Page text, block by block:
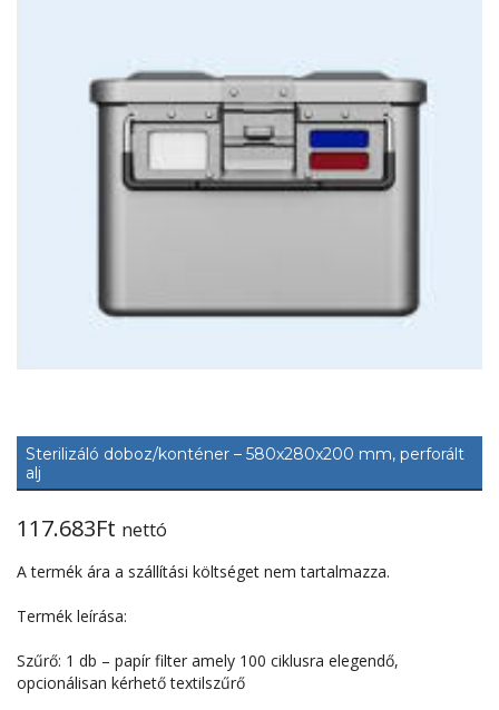
Sterilizáló doboz/konténer – 580x280x200 mm, perforált
alj
117.683Ft nettó
A termék ára a szállítási költséget nem tartalmazza.
Termék leírása:
Szűrő: 1 db – papír filter amely 100 ciklusra elegendő,
opcionálisan kérhető textilszűrő